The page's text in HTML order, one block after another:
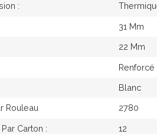
:
31 Mm
22 Mm
Blanc
Rouleau 2780
Carton : 12